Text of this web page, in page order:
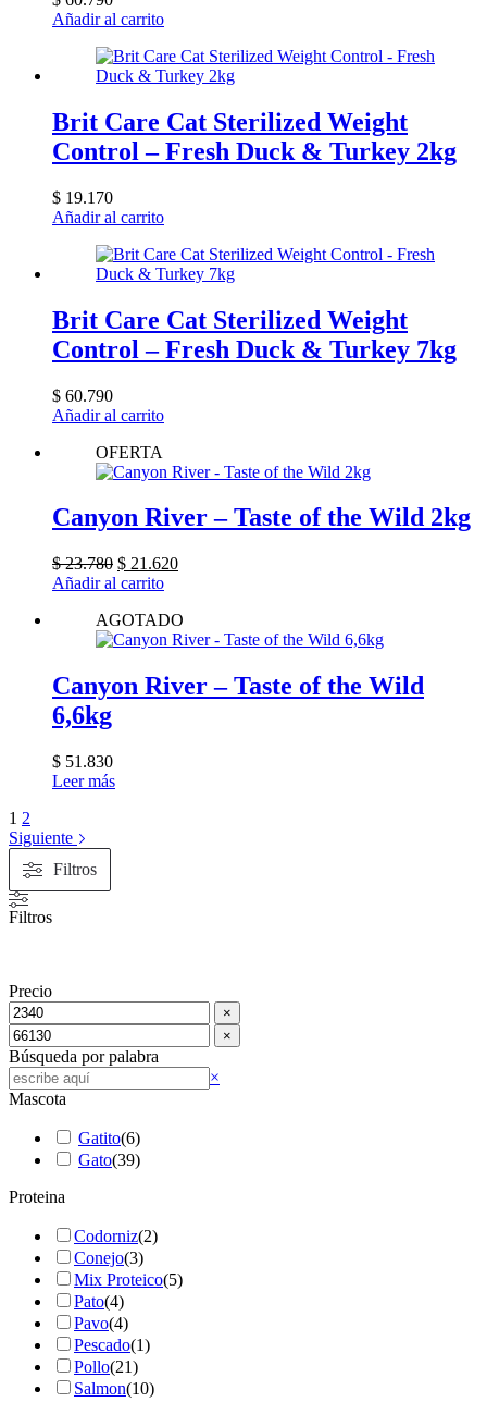
Añadir al carrito
Brit Care Cat Sterilized Weight
Control – Fresh Duck & Turkey 2kg
$ 19.170
Añadir al carrito
Brit Care Cat Sterilized Weight
Control – Fresh Duck & Turkey 7kg
$ 60.790
Añadir al carrito
OFERTA
Canyon River – Taste of the Wild 2kg
$23.780 El
precio
era:
$ 23.780.
$ 21.620El
es:
$ 21.620.
Añadir al carrito
AGOTADO
Canyon River – Taste of the Wild
6,6kg
$ 51.830
Leer más
1 2
Siguiente
Filtros
Filtros
Precio
×
×
Búsqueda por palabra
Buscar
×
Mascota
Gatito(6)
Gato(39)
Proteina
Codorniz(2)
Conejo(3)
Mix Proteico(5)
Pato(4)
Pavo(4)
Pescado(1)
Pollo(21)
Salmon(10)